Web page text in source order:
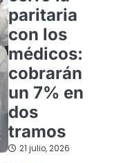
paritaria
con los
médicos:
cobrarán
un 7% en
dos
tramos
21 julio, 2026